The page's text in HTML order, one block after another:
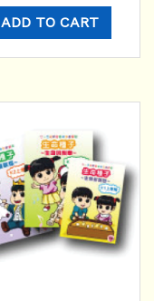
ADD TO CART